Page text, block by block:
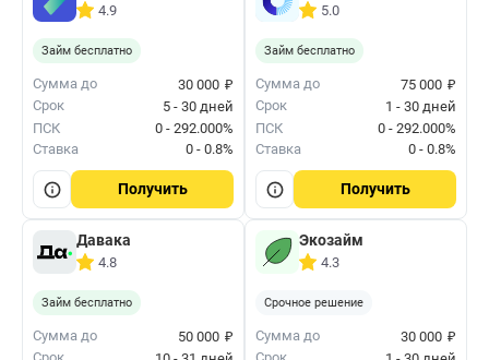
4.9
Займ бесплатно
Сумма до 30 000 ₽
Срок
5 - 30 дней
ПСК
0 - 292.000%
Ставка
0 - 0.8%
Получить
5.0
Займ бесплатно
Сумма до 75 000 ₽
Срок
1 - 30 дней
ПСК
0 - 292.000%
Ставка
0 - 0.8%
Получить
Давака
4.8
Займ бесплатно
Сумма до 50 000 ₽
Экозайм
4.3
Срочное решение
Сумма до 30 000 ₽